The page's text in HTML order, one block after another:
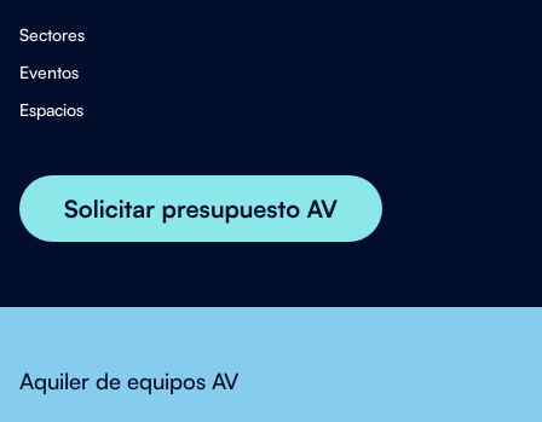
Sectores
Eventos
Espacios
Aquiler de equipos AV